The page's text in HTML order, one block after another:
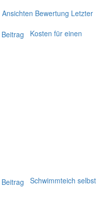
Ansichten Bewertung Letzter
Kosten für einen
Schwimmteich selbst